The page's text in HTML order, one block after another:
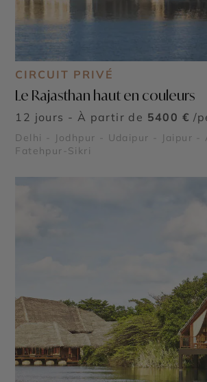
CIRCUIT PRIVÉ
Le Rajasthan haut en couleurs
12 jours - À partir de 5400 € /
Delhi - Jodhpur - Udaipur - Jaipur -
Fatehpur-Sikri